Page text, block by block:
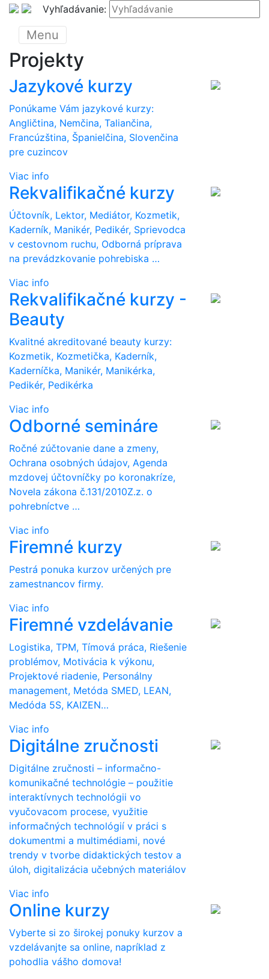
Vyhľadávanie:
Menu
Projekty
Jazykové kurzy
Ponúkame Vám jazykové kurzy:
Angličtina, Nemčina, Taliančina,
Francúzština, Španielčina, Slovenčina
pre cuzincov
Viac info
Rekvalifikačné kurzy
Účtovník, Lektor, Mediátor, Kozmetik,
Kaderník, Manikér, Pedikér, Sprievodca
v cestovnom ruchu, Odborná príprava
na prevádzkovanie pohrebiska …
Viac info
Rekvalifikačné kurzy -
Beauty
Kvalitné akreditované beauty kurzy:
Kozmetik, Kozmetička, Kaderník,
Kaderníčka, Manikér, Manikérka,
Pedikér, Pedikérka
Viac info
Odborné semináre
Ročné zúčtovanie dane a zmeny,
Ochrana osobných údajov, Agenda
mzdovej účtovníčky po koronakríze,
Novela zákona č.131/2010Z.z. o
pohrebníctve …
Viac info
Firemné kurzy
Pestrá ponuka kurzov určených pre
zamestnancov firmy.
Viac info
Firemné vzdelávanie
Logistika, TPM, Tímová práca, Riešenie
problémov, Motivácia k výkonu,
Projektové riadenie, Personálny
management, Metóda SMED, LEAN,
Medóda 5S, KAIZEN…
Viac info
Digitálne zručnosti
Digitálne zručnosti – informačno-
komunikačné technológie – použitie
interaktívnych technológii vo
vyučovacom procese, využitie
informačných technológií v práci s
dokumentmi a multimédiami, nové
trendy v tvorbe didaktických testov a
úloh, digitalizácia učebných materiálov
Viac info
Online kurzy
Vyberte si zo širokej ponuky kurzov a
vzdelávanjte sa online, napríklad z
pohodlia vášho domova!